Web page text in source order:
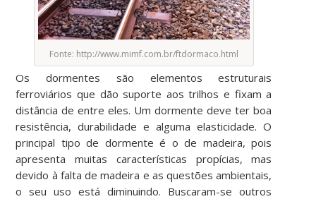
Fonte: http://www.mimf.com.br/ftdormaco.html
Os dormentes são elementos estruturais
ferroviários que dão suporte aos trilhos e fixam a
distância de entre eles. Um dormente deve ter boa
resistência, durabilidade e alguma elasticidade. O
principal tipo de dormente é o de madeira, pois
apresenta muitas características propícias, mas
devido à falta de madeira e as questões ambientais,
o seu uso está diminuindo. Buscaram-se outros